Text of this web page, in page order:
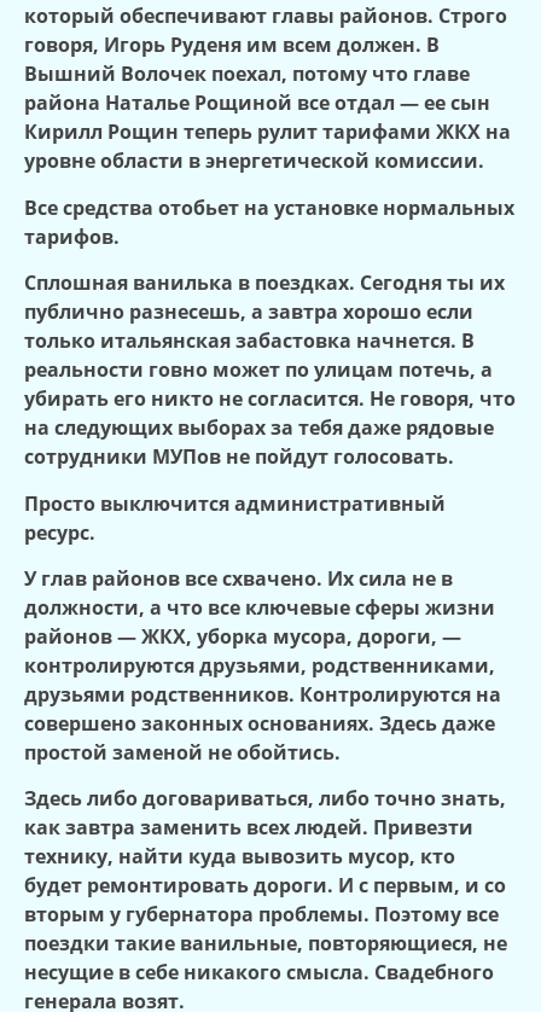
который обеспечивают главы районов. Строго
говоря, Игорь Руденя им всем должен. В
Вышний Волочек поехал, потому что главе
района Наталье Рощиной все отдал — ее сын
Кирилл Рощин теперь рулит тарифами ЖКХ на
уровне области в энергетической комиссии.
Все средства отобьет на установке нормальных
тарифов.
Сплошная ванилька в поездках. Сегодня ты их
публично разнесешь, а завтра хорошо если
только итальянская забастовка начнется. В
реальности говно может по улицам потечь, а
убирать его никто не согласится. Не говоря, что
на следующих выборах за тебя даже рядовые
сотрудники МУПов не пойдут голосовать.
Просто выключится административный
ресурс.
У глав районов все схвачено. Их сила не в
должности, а что все ключевые сферы жизни
районов — ЖКХ, уборка мусора, дороги, —
контролируются друзьями, родственниками,
друзьями родственников. Контролируются на
совершено законных основаниях. Здесь даже
простой заменой не обойтись.
Здесь либо договариваться, либо точно знать,
как завтра заменить всех людей. Привезти
технику, найти куда вывозить мусор, кто
будет ремонтировать дороги. И с первым, и со
вторым у губернатора проблемы. Поэтому все
поездки такие ванильные, повторяющиеся, не
несущие в себе никакого смысла. Свадебного
генерала возят.